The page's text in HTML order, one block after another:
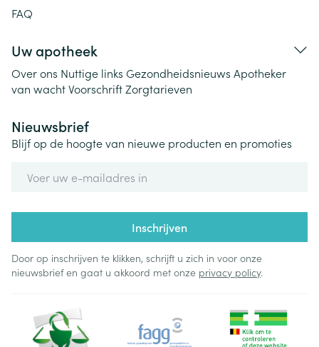
FAQ
Uw apotheek
Over ons Nuttige links Gezondheidsnieuws Apotheker
van wachtVoorschriftZorgtarieven
Nieuwsbrief
Blijf op de hoogte van nieuwe producten en promoties
Inschrijven
Door op inschrijven te klikken, schrijft u zich in voor onze
nieuwsbrief en gaat u akkoord met onze privacy policy.